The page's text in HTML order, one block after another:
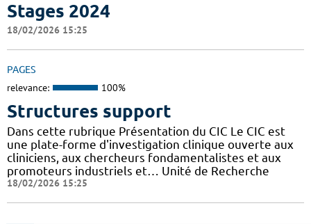
Stages 2024
18/02/2026 15:25
PAGES
relevance: 100%
Structures support
Dans cette rubrique Présentation du CIC Le CIC est
une plate-forme d'investigation clinique ouverte aux
cliniciens, aux chercheurs fondamentalistes et aux
promoteurs industriels et… Unité de Recherche
18/02/2026 15:25